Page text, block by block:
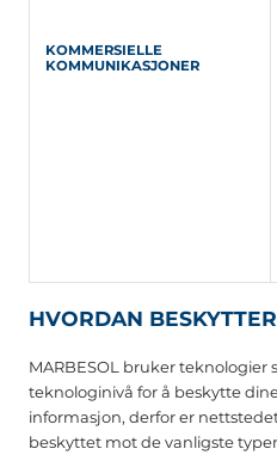
KOMMERSIELLE
KOMMUNIKASJONER
HVORDAN
MARBESOL bruker teknologier
teknologinivå for å beskytte
informasjon, derfor er
beskyttet mot de vanligste